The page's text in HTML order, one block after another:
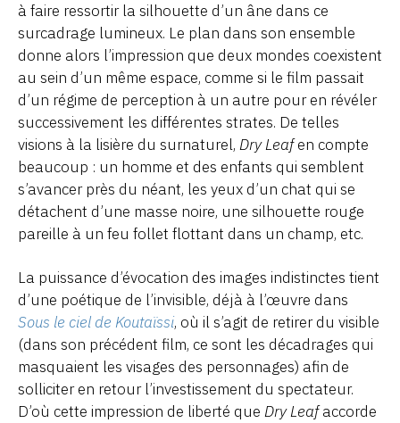
à faire ressortir la silhouette d’un âne dans ce
surcadrage lumineux. Le plan dans son ensemble
donne alors l’impression que deux mondes coexistent
au sein d’un même espace, comme si le film passait
d’un régime de perception à un autre pour en révéler
successivement les différentes strates. De telles
visions à la lisière du surnaturel, Dry Leafen compte
beaucoup : un homme et des enfants qui semblent
s’avancer près du néant, les yeux d’un chat qui se
détachent d’une masse noire, une silhouette rouge
pareille à un feu follet flottant dans un champ, etc.
La puissance d’évocation des images indistinctes tient
d’une poétique de l’invisible, déjà à l’œuvre dans
Sous le ciel de Koutaïssi, où il s’agit de retirer du visible
(dans son précédent film, ce sont les décadrages qui
masquaient les visages des personnages) afin de
solliciter en retour l’investissement du spectateur.
D’où cette impression de liberté que Dry Leafaccorde